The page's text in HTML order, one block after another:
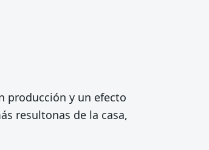
producción y un efecto
resultonas de la casa,